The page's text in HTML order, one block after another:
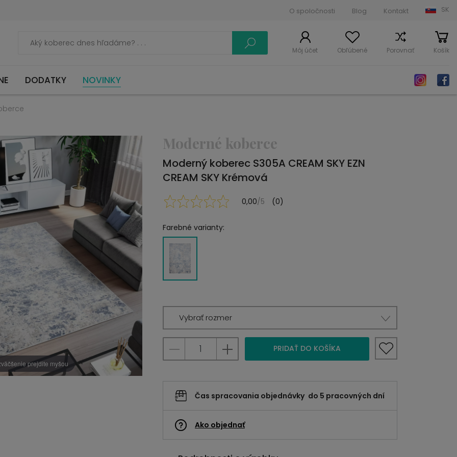
O spoločnosti Blog Kontakt SK
Môj účet Obľúbené Porovnať Košík
DODATKY NOVINKY
prejdite myšou
Moderné koberce
Moderný koberec S305A CREAM SKY EZN
CREAM SKY Krémová
0,00/5 (0)
Farebné varianty:
Vybrať rozmer
PRIDAŤ DO KOŠÍKA
Čas spracovania objednávky do 5 pracovných dní
Ako objednať